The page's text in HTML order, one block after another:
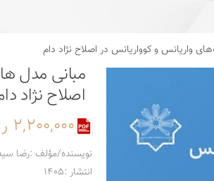
واریانس و کوواریانس در اصلاح نژاد دام
مبانی مدل
اصلاح نژاد
2,200,000 ریال
نویسنده/مؤلف :رضا
انتشار :1405